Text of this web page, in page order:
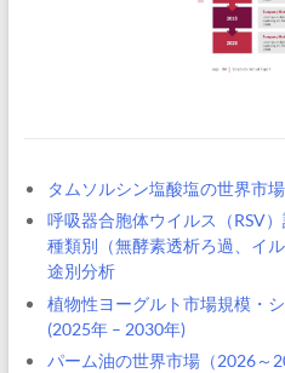
タムソルシン塩酸塩の世界市場
呼吸器合胞体ウイルス（RSV
種類別（無酵素透析ろ過、イ
途別分析
植物性ヨーグルト市場規模・
(2025年 – 2030年)
パーム油の世界市場（2026～